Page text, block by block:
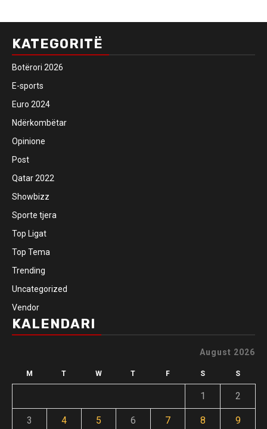
KATEGORITË
Botërori 2026
E-sports
Euro 2024
Ndërkombëtar
Opinione
Post
Qatar 2022
Showbizz
Sporte tjera
Top Ligat
Top Tema
Trending
Uncategorized
Vendor
KALENDARI
August 2026
M T W T F S S
1 2
3 4 5 6 7 8 9